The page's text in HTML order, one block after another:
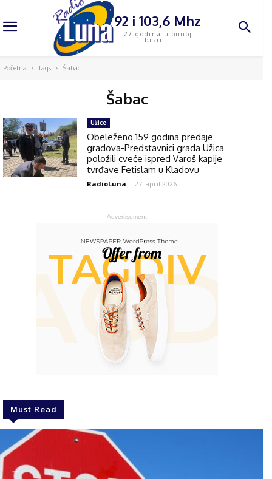
92 i 103,6 Mhz
27 godina u punoj
brzini!
Početna Tags Šabac
Šabac
- Advertisement -
Must Read
Užice
Obeleženo 159 godina predaje
gradova-Predstavnici grada Užica
položili cveće ispred Varoš kapije
tvrđave Fetislam u Kladovu
RadioLuna - 27. april 2026.